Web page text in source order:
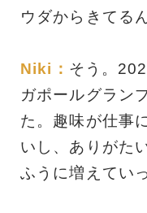
ウダからきてる
Niki： そう。
ガポールグラン
た。趣味が仕事
いし、ありがた
ふうに増えてい